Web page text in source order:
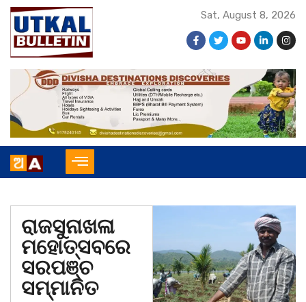
Sat, August 8, 2026
ରାଜସୁନାଖଳା
ମହୋତ୍ସବରେ
ସରପଞ୍ଚ
ସମ୍ମାନିତ